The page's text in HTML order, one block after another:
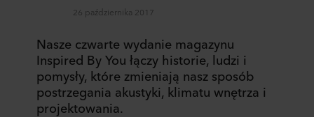
26 października 2017
Nasze czwarte wydanie magazynu
Inspired By You łączy historie, ludzi i
pomysły, które zmieniają nasz sposób
postrzegania akustyki, klimatu wnętrza i
projektowania.